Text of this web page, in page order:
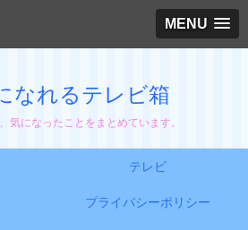
MENU
なれるテレビ箱
気になったことをまとめています。
テレビ
プライバシーポリシー